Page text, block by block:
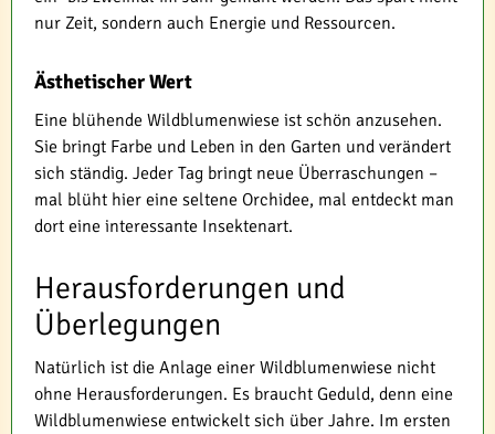
nur Zeit, sondern auch Energie und Ressourcen.
Ästhetischer Wert
Eine blühende Wildblumenwiese ist schön anzusehen.
Sie bringt Farbe und Leben in den Garten und verändert
sich ständig. Jeder Tag bringt neue Überraschungen –
mal blüht hier eine seltene Orchidee, mal entdeckt man
dort eine interessante Insektenart.
Herausforderungen und
Überlegungen
Natürlich ist die Anlage einer Wildblumenwiese nicht
ohne Herausforderungen. Es braucht Geduld, denn eine
Wildblumenwiese entwickelt sich über Jahre. Im ersten